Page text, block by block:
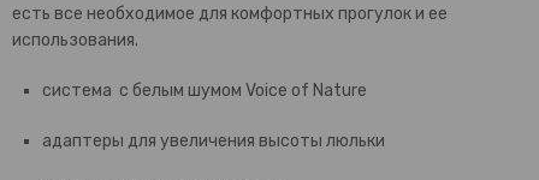
есть все необходимое для комфортных прогулок и ее
использования.
система с белым шумом Voice of Nature
адаптеры для увеличения высоты люльки